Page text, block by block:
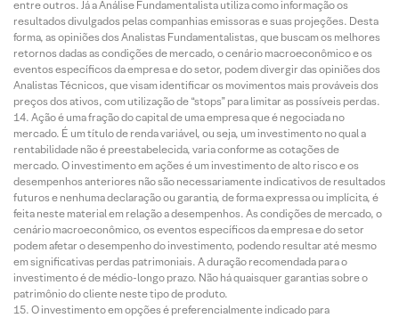
entre outros. Já a Análise Fundamentalista utiliza como informação os
resultados divulgados pelas companhias emissoras e suas projeções. Desta
forma, as opiniões dos Analistas Fundamentalistas, que buscam os melhores
retornos dadas as condições de mercado, o cenário macroeconômico e os
eventos específicos da empresa e do setor, podem divergir das opiniões dos
Analistas Técnicos, que visam identificar os movimentos mais prováveis dos
preços dos ativos, com utilização de “stops” para limitar as possíveis perdas.
Ação é uma fração do capital de uma empresa que é negociada no
mercado. É um título de renda variável, ou seja, um investimento no qual a
rentabilidade não é preestabelecida, varia conforme as cotações de
mercado. O investimento em ações é um investimento de alto risco e os
desempenhos anteriores não são necessariamente indicativos de resultados
futuros e nenhuma declaração ou garantia, de forma expressa ou implícita, é
feita neste material em relação a desempenhos. As condições de mercado, o
cenário macroeconômico, os eventos específicos da empresa e do setor
podem afetar o desempenho do investimento, podendo resultar até mesmo
em significativas perdas patrimoniais. A duração recomendada para o
investimento é de médio-longo prazo. Não há quaisquer garantias sobre o
patrimônio do cliente neste tipo de produto.
O investimento em opções é preferencialmente indicado para